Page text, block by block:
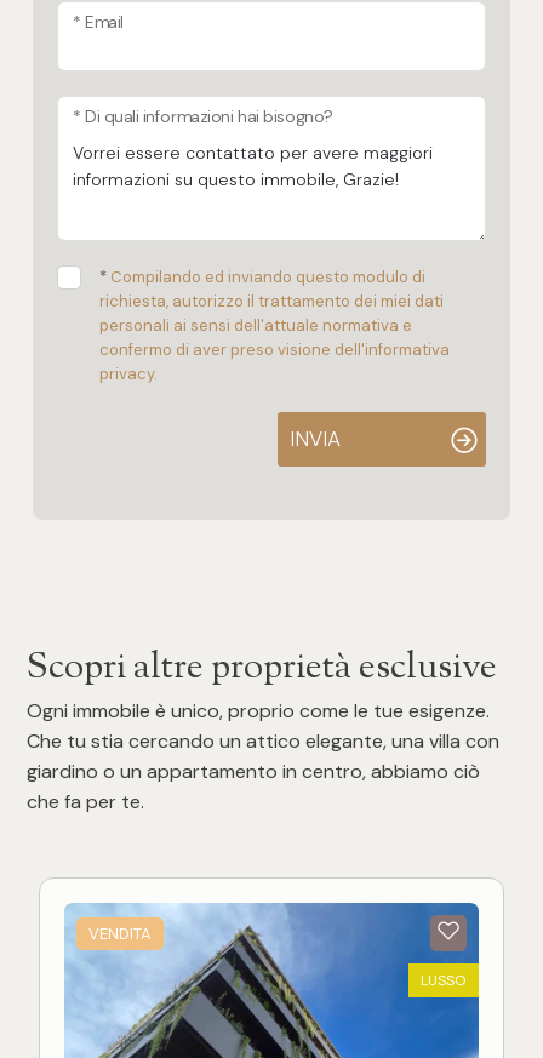
* Email
* Di quali informazioni hai bisogno?
* Compilando ed inviando questo modulo di
richiesta, autorizzo il trattamento dei miei dati
personali ai sensi dell'attuale normativa e
confermo di aver preso visione dell'informativa
privacy.
INVIA
Scopri altre proprietà esclusive
Ogni immobile è unico, proprio come le tue esigenze.
Che tu stia cercando un attico elegante, una villa con
giardino o un appartamento in centro, abbiamo ciò
che fa per te.
VENDITA
LUSSO